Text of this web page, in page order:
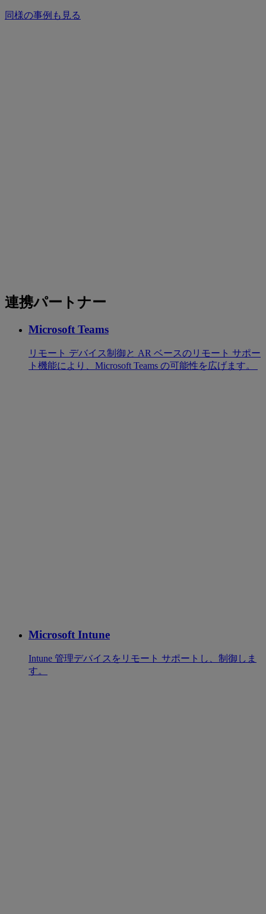
同様の事例も見る
連携パートナー
Microsoft Teams
リモート デバイス制御と AR ベースのリモート サポー
ト機能により、Microsoft Teams の可能性を広げます。
Microsoft Intune
Intune 管理デバイスをリモート サポートし、制御しま
す。